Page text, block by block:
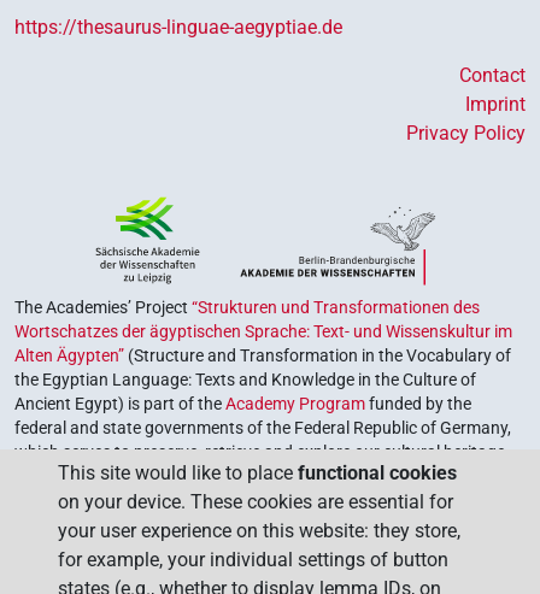
https://thesaurus-linguae-aegyptiae.de
Contact
Imprint
Privacy Policy
The Academies’ Project “Strukturen und Transformationen des
Wortschatzes der ägyptischen Sprache: Text- und Wissenskultur im
Alten Ägypten” (Structure and Transformation in the Vocabulary of
the Egyptian Language: Texts and Knowledge in the Culture of
Ancient Egypt) is part of theAcademy Programfunded by the
federal and state governments of the Federal Republic of Germany,
which serves to preserve, retrieve and explore our cultural heritage.
The program is coordinated by theUnion of the German Academies
of Sciences and Humanities.
This site would like to place functional cookies
on your device. These cookies are essential for
your user experience on this website: they store,
for example, your individual settings of button
states (e.g., whether to display lemma IDs, on